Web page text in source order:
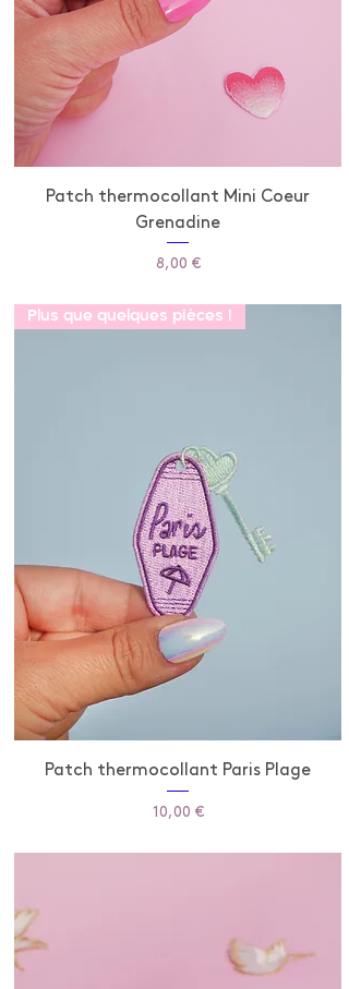
Patch thermocollant Mini Coeur
Grenadine
Prix
8,00 €
Plus que quelques pièces !
Patch thermocollant Paris Plage
Prix
10,00 €